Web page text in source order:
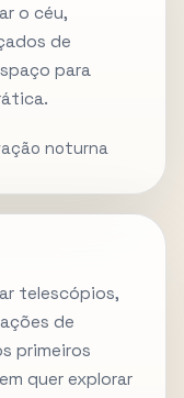
o céu,
de
para
noturna
telescópios,
de
primeiros
quer explorar